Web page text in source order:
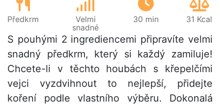
Předkrm
Velmi
snadné
30 min 31 Kcal
S pouhými 2 ingrediencemi připravíte velmi
snadný předkrm, který si každý zamiluje!
Chcete-li v těchto houbách s křepelčími
vejci vyzdvihnout to nejlepší, přidejte
koření podle vlastního výběru. Dokonalá